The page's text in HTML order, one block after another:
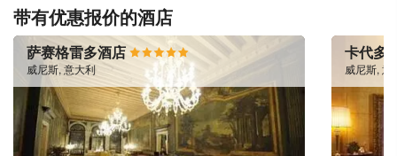
带有优惠报价的酒店
萨赛格雷多酒店
威尼斯, 意大利
卡代多
威尼斯, 意